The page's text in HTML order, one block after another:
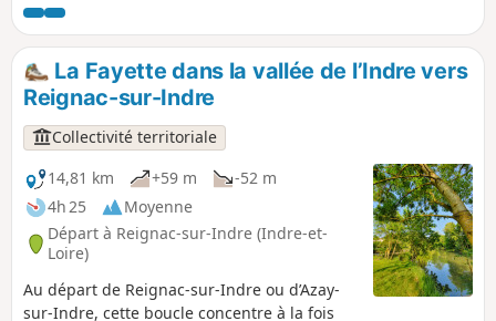
domine. Et pour les plus rêveurs, vous
aurez même la possibilité d'avoir la tête
dans les étoiles...
La Fayette dans la vallée de l’Indre vers
Reignac-sur-Indre
Collectivité territoriale
14,81 km
+59 m
-52 m
4h 25
Moyenne
Départ à Reignac-sur-Indre (Indre-et-
Loire)
Au départ de Reignac-sur-Indre ou d’Azay-
sur-Indre, cette boucle concentre à la fois